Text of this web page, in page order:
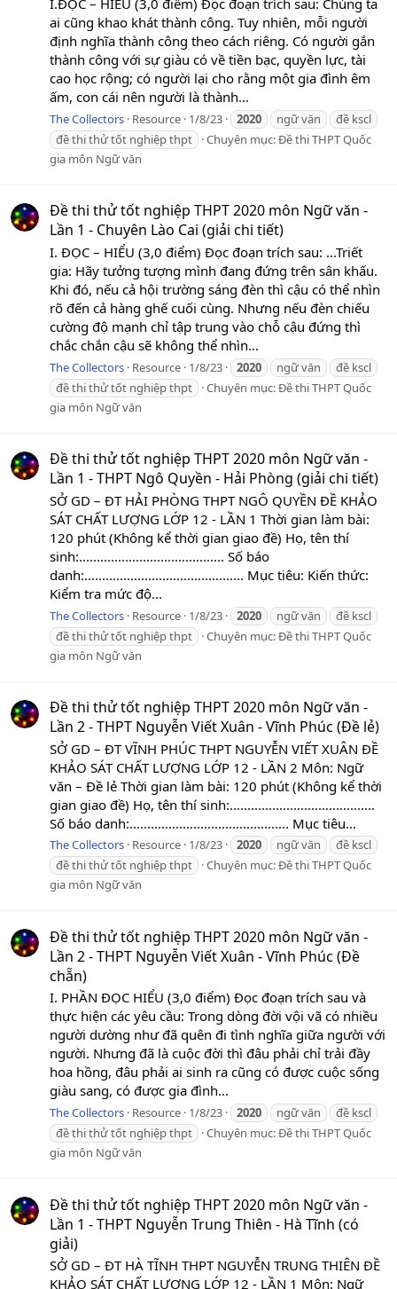
I.ĐỌC – HIỂU (3,0 điểm) Đọc đoạn trích sau: Chúng ta
ai cũng khao khát thành công. Tuy nhiên, mỗi người
định nghĩa thành công theo cách riêng. Có người gắn
thành công với sự giàu có về tiền bạc, quyền lực, tài
cao học rộng; có người lại cho rằng một gia đình êm
ấm, con cái nên người là thành...
The Collectors Resource 1/8/23 2020 ngữ văn
đề kscl
đề thi thử tốt nghiệp thpt
Chuyên mục:Đề thi THPT Quốc
gia môn Ngữ văn
Đề thi thử tốt nghiệp THPT 2020 môn Ngữ văn -
Lần 1 - Chuyên Lào Cai (giải chi tiết)
I. ĐỌC – HIỂU (3,0 điểm) Đọc đoạn trích sau: ...Triết
gia: Hãy tưởng tượng mình đang đứng trên sân khấu.
Khi đó, nếu cả hội trường sáng đèn thì cậu có thể nhìn
rõ đến cả hàng ghế cuối cùng. Nhưng nếu đèn chiếu
cường độ mạnh chỉ tập trung vào chỗ cậu đứng thì
chắc chắn cậu sẽ không thể nhìn...
The Collectors Resource 1/8/23 2020 ngữ văn
đề kscl
đề thi thử tốt nghiệp thpt
Chuyên mục:Đề thi THPT Quốc
gia môn Ngữ văn
Đề thi thử tốt nghiệp THPT 2020 môn Ngữ văn -
Lần 1 - THPT Ngô Quyền - Hải Phòng (giải chi tiết)
SỞ GD – ĐT HẢI PHÒNG THPT NGÔ QUYỀN ĐỀ KHẢO
SÁT CHẤT LƯỢNG LỚP 12 - LẦN 1 Thời gian làm bài:
120 phút (Không kể thời gian giao đề) Họ, tên thí
sinh:......................................... Số báo
danh:............................................. Mục tiêu: Kiến thức:
Kiểm tra mức độ...
The Collectors Resource 1/8/23 2020 ngữ văn
đề kscl
đề thi thử tốt nghiệp thpt
Chuyên mục:Đề thi THPT Quốc
gia môn Ngữ văn
Đề thi thử tốt nghiệp THPT 2020 môn Ngữ văn -
Lần 2 - THPT Nguyễn Viết Xuân - Vĩnh Phúc (Đề lẻ)
SỞ GD – ĐT VĨNH PHÚC THPT NGUYỄN VIẾT XUÂN ĐỀ
KHẢO SÁT CHẤT LƯỢNG LỚP 12 - LẦN 2 Môn: Ngữ
văn – Đề lẻ Thời gian làm bài: 120 phút (Không kể thời
gian giao đề) Họ, tên thí sinh:.........................................
Số báo danh:............................................. Mục tiêu...
The Collectors Resource 1/8/23 2020 ngữ văn
đề kscl
đề thi thử tốt nghiệp thpt
Chuyên mục:Đề thi THPT Quốc
gia môn Ngữ văn
Đề thi thử tốt nghiệp THPT 2020 môn Ngữ văn -
Lần 2 - THPT Nguyễn Viết Xuân - Vĩnh Phúc (Đề
chẵn)
I. PHẦN ĐỌC HIỂU (3,0 điểm) Đọc đoạn trích sau và
thực hiện các yêu cầu: Trong dòng đời vội vã có nhiều
người dường như đã quên đi tình nghĩa giữa người với
người. Nhưng đã là cuộc đời thì đâu phải chỉ trải đầy
hoa hồng, đâu phải ai sinh ra cũng có được cuộc sống
giàu sang, có được gia đình...
The Collectors Resource 1/8/23 2020 ngữ văn
đề kscl
đề thi thử tốt nghiệp thpt
Chuyên mục:Đề thi THPT Quốc
gia môn Ngữ văn
Đề thi thử tốt nghiệp THPT 2020 môn Ngữ văn -
Lần 1 - THPT Nguyễn Trung Thiên - Hà Tĩnh (có
giải)
SỞ GD – ĐT HÀ TĨNH THPT NGUYỄN TRUNG THIÊN ĐỀ
KHẢO SÁT CHẤT LƯỢNG LỚP 12 - LẦN 1 Môn: Ngữ